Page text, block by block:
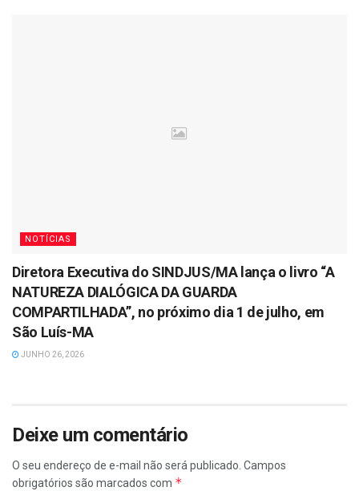
NOTÍCIAS
Diretora Executiva do SINDJUS/MA lança o livro “A
NATUREZA DIALÓGICA DA GUARDA
COMPARTILHADA”, no próximo dia 1 de julho, em
São Luís-MA
JUNHO 26, 2026
Deixe um comentário
O seu endereço de e-mail não será publicado. Campos
obrigatórios são marcados com *